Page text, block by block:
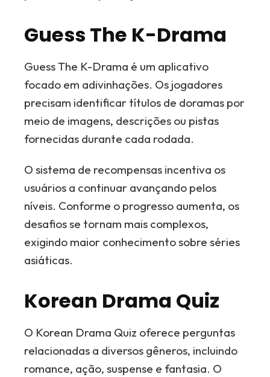
Guess The K-Drama
Guess The K-Drama é um aplicativo
focado em adivinhações. Os jogadores
precisam identificar títulos de doramas por
meio de imagens, descrições ou pistas
fornecidas durante cada rodada.
O sistema de recompensas incentiva os
usuários a continuar avançando pelos
níveis. Conforme o progresso aumenta, os
desafios se tornam mais complexos,
exigindo maior conhecimento sobre séries
asiáticas.
Korean Drama Quiz
O Korean Drama Quiz oferece perguntas
relacionadas a diversos gêneros, incluindo
romance, ação, suspense e fantasia. O